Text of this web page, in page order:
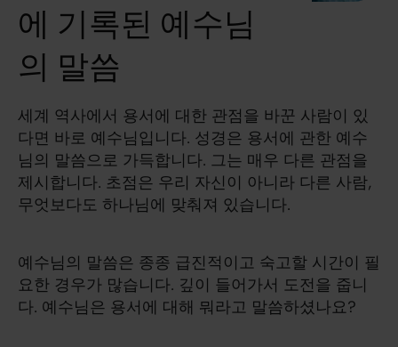
에 기록된 예수님
의 말씀
세계 역사에서 용서에 대한 관점을 바꾼 사람이 있
다면 바로 예수님입니다. 성경은 용서에 관한 예수
님의 말씀으로 가득합니다. 그는 매우 다른 관점을
제시합니다. 초점은 우리 자신이 아니라 다른 사람,
무엇보다도 하나님에 맞춰져 있습니다.
예수님의 말씀은 종종 급진적이고 숙고할 시간이 필
요한 경우가 많습니다. 깊이 들어가서 도전을 줍니
다. 예수님은 용서에 대해 뭐라고 말씀하셨나요?